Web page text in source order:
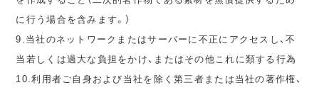
に行う場合を含みます。）
9.当社のネットワークまたはサーバーに不正にアクセスし、不
当若しくは過大な負担をかけ、またはその他これに類する行為
10.利用者ご自身および当社を除く第三者または当社の著作権、